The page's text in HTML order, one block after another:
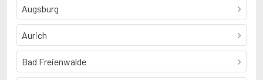
Augsburg
Aurich
Bad Freienwalde